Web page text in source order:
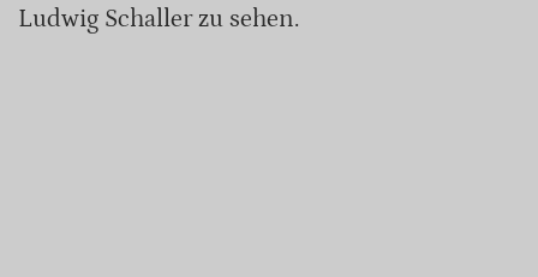
Ludwig Schaller zu sehen.